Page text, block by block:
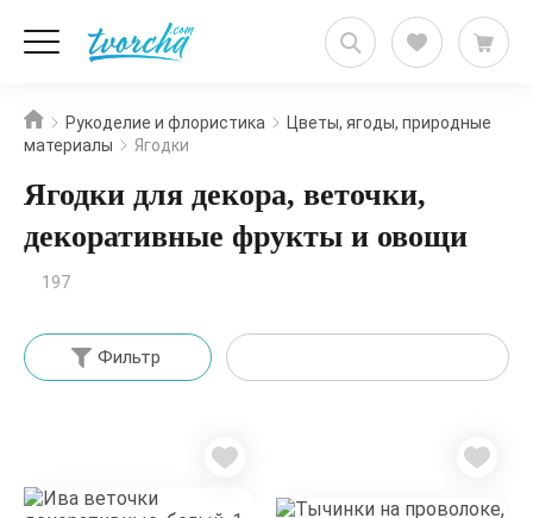
Рукоделие и флористика
Цветы, ягоды, природные
материалы
Ягодки
Ягодки для декора, веточки,
декоративные фрукты и овощи
197
Фильтр